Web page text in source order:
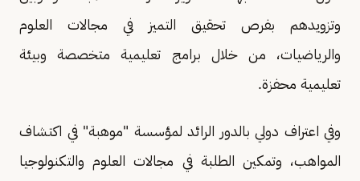
وتزويدهم بفرص تحقيق التميز في مجالات العلوم
والرياضيات، من خلال برامج تعليمية متخصصة وبيئة
تعليمية محفزة.
وفي اعتراف دولي بالدور الرائد لمؤسسة "موهبة" في اكتشاف
المواهب، وتمكين الطلبة في مجالات العلوم والتكنولوجيا